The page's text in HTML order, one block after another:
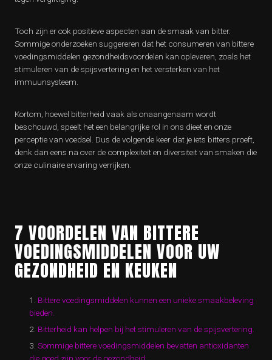
Toch zijn er ook positieve aspecten aan de smaak van bitter.
Sommige onderzoeken suggereren dat het consumeren van bittere
voedingsmiddelen gezondheidsvoordelen kan opleveren, zoals het
stimuleren van de spijsvertering en het versterken van het
immuunsysteem.
Kortom, hoewel bitterheid vaak als onaangenaam wordt
beschouwd, speelt het een belangrijke rol in ons dieet en onze
perceptie van voedsel. Dus de volgende keer dat je iets bitters proeft,
denk dan eens na over de complexiteit en diversiteit van smaken die
onze culinaire ervaring verrijken.
7 VOORDELEN VAN BITTERE
VOEDINGSMIDDELEN VOOR UW
GEZONDHEID EN KEUKEN
Bittere voedingsmiddelen kunnen een unieke smaakbeleving
bieden.
Bitterheid kan helpen bij het stimuleren van de spijsvertering.
Sommige bittere voedingsmiddelen bevatten antioxidanten